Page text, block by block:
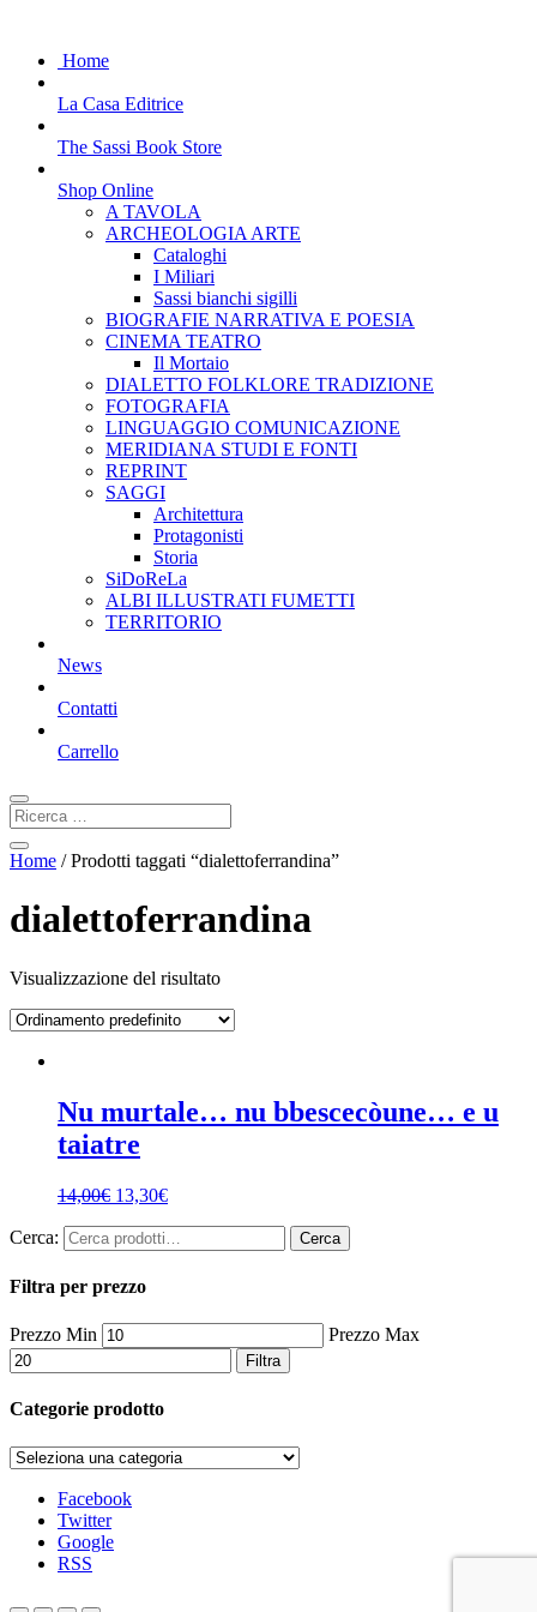
Home
La Casa Editrice
The Sassi Book Store
Shop Online
A TAVOLA
ARCHEOLOGIA ARTE
Cataloghi
I Miliari
Sassi bianchi sigilli
BIOGRAFIE NARRATIVA E POESIA
CINEMA TEATRO
Il Mortaio
DIALETTO FOLKLORE TRADIZIONE
FOTOGRAFIA
LINGUAGGIO COMUNICAZIONE
MERIDIANA STUDI E FONTI
REPRINT
SAGGI
Architettura
Protagonisti
Storia
SiDoReLa
ALBI ILLUSTRATI FUMETTI
TERRITORIO
News
Contatti
Carrello
Home / Prodotti taggati “dialettoferrandina”
dialettoferrandina
Visualizzazione del risultato
Nu murtale… nu bbescecòune… e u
taiatre
14,00€ 13,30€
Cerca: Cerca
Filtra per prezzo
Prezzo Min Prezzo Max
Filtra
Categorie prodotto
Facebook
Twitter
Google
RSS